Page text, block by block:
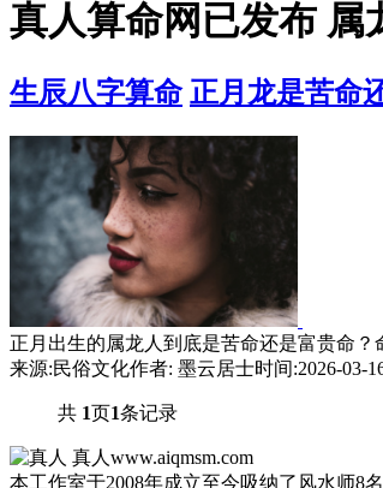
真人算命网已发布 属
生辰八字算命 正月龙是苦命
正月出生的属龙人到底是苦命还是富贵命
来源:民俗文化作者: 墨云居士时间:2026-03-
共 1页1条记录
真人 www.aiqmsm.com
本工作室于2008年成立至今吸纳了风水师8